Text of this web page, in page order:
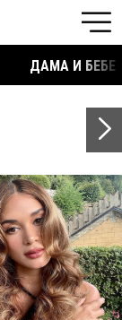
ДАМА И БЕБЕ